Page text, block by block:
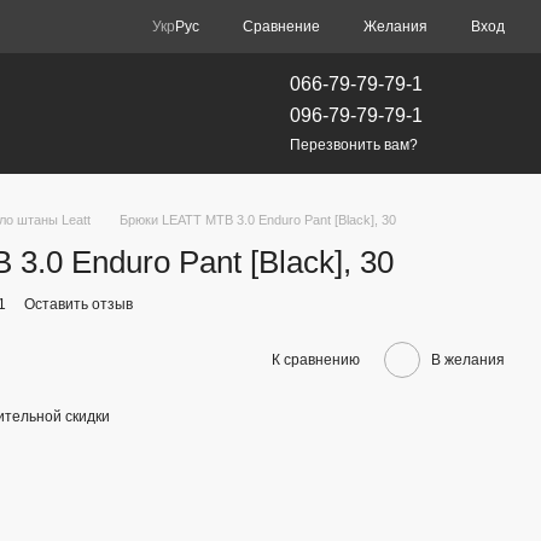
Укр Рус Сравнение Желания Вход
066-79-79-79-1
096-79-79-79-1
Перезвонить вам?
штаны Leatt Брюки LEATT MTB 3.0 Enduro Pant [Black], 30
3.0 Enduro Pant [Black], 30
Оставить отзыв
К сравнению В желания
скидки